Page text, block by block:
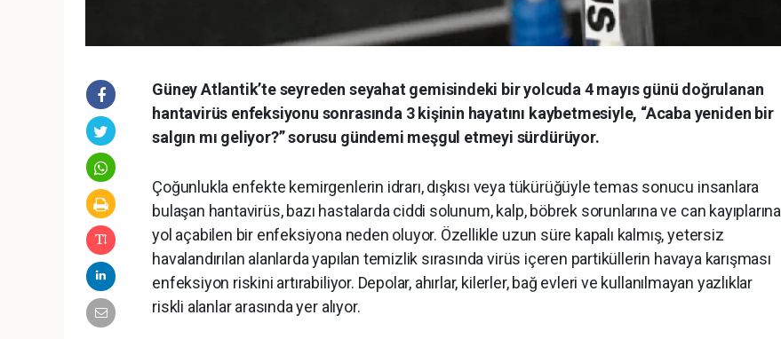
Güney Atlantik’te seyreden seyahat gemisindeki bir yolcuda 4 mayıs günü doğrulanan
hantavirüs enfeksiyonu sonrasında 3 kişinin hayatını kaybetmesiyle, “Acaba yeniden bir
salgın mı geliyor?” sorusu gündemi meşgul etmeyi sürdürüyor.
Çoğunlukla enfekte kemirgenlerin idrarı, dışkısı veya tükürüğüyle temas sonucu insanlara
bulaşan hantavirüs, bazı hastalarda ciddi solunum, kalp, böbrek sorunlarına ve can kayıplarına
yol açabilen bir enfeksiyona neden oluyor. Özellikle uzun süre kapalı kalmış, yetersiz
havalandırılan alanlarda yapılan temizlik sırasında virüs içeren partiküllerin havaya karışması
enfeksiyon riskini artırabiliyor. Depolar, ahırlar, kilerler, bağ evleri ve kullanılmayan yazlıklar
riskli alanlar arasında yer alıyor.